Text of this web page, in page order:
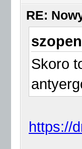
RE:
Skoro
https://